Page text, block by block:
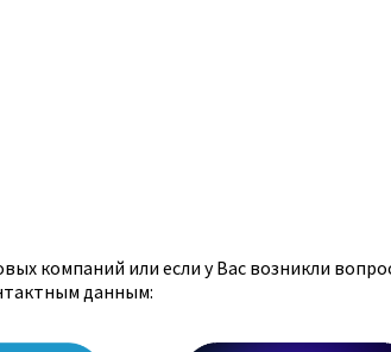
компаний или если у Вас возникли
данным: